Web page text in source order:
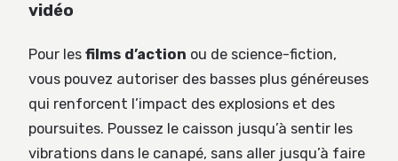
vidéo
Pour les films d’action ou de science-fiction,
vous pouvez autoriser des basses plus généreuses
qui renforcent l’impact des explosions et des
poursuites. Poussez le caisson jusqu’à sentir les
vibrations dans le canapé, sans aller jusqu’à faire